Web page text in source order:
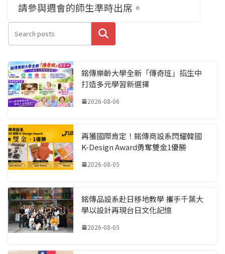
請參與週會的師生準時出席。
搜尋
銘傳樂齡大學全新「傳奇班」招生中
打造多元學習新選擇
2026-08-06
再獲國際肯定！銘傳商設系閃耀韓國
K-Design Award勇奪雙金1優勝
2026-08-05
銘傳品設系赴日移地教學 攜手千葉大
學以設計再現台日文化記憶
2026-08-05